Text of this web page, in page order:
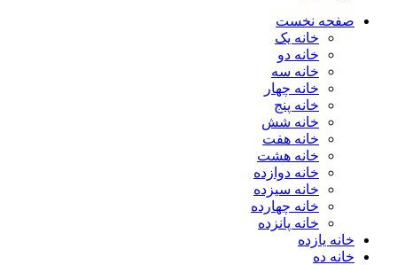
صفحه نخست
خانه یک
خانه دو
خانه سه
خانه چهار
خانه پنج
خانه شش
خانه هفت
خانه هشت
خانه دوازده
خانه سیزده
خانه چهارده
خانه پانزده
خانه یازده
خانه ده